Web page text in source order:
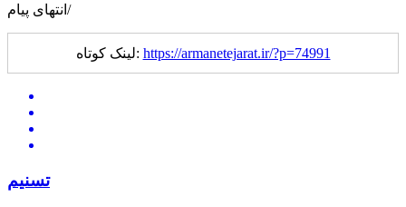
انتهای پیام/
لینک کوتاه: https://armanetejarat.ir/?p=74991
تسنیم